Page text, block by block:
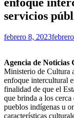
servicios
febrero 8, 2023
Agencia de
Ministerio de Cultura
enfoque intercultural
finalidad de que el
que brinda a los
pueblos indígenas u
características